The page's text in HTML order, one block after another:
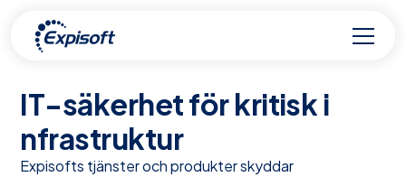
IT-säkerhet för kritisk i
nfrastruktur
Expisofts tjänster och produkter skyddar